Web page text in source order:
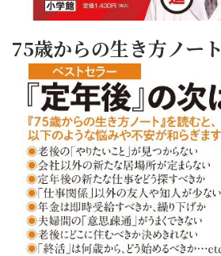
75歳からの生き方ノート